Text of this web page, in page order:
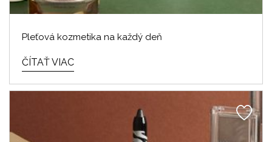
Pleťová kozmetika na každý deň
ČÍTAŤ VIAC